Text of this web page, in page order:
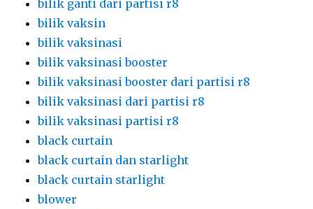
bilik ganti dari partisi r8
bilik vaksin
bilik vaksinasi
bilik vaksinasi booster
bilik vaksinasi booster dari partisi r8
bilik vaksinasi dari partisi r8
bilik vaksinasi partisi r8
black curtain
black curtain dan starlight
black curtain starlight
blower